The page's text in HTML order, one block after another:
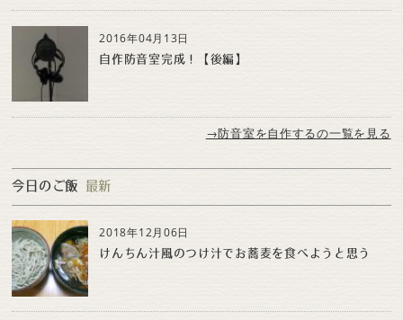
2016年04月13日
自作防音室完成！【後編】
→防音室を自作するの一覧を見る
今日のご飯 最新
2018年12月06日
けんちん汁風のつけ汁でお蕎麦を食べようと思う